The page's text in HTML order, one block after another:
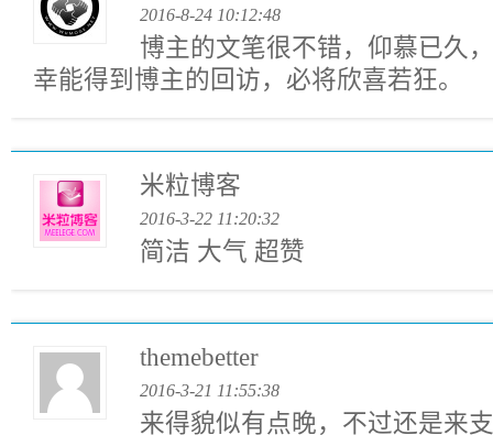
2016-8-24 10:12:48
博主的文笔很不错，仰慕已久
幸能得到博主的回访，必将欣喜若狂。
米粒博客
2016-3-22 11:20:32
简洁 大气 超赞
themebetter
2016-3-21 11:55:38
来得貌似有点晚，不过还是来